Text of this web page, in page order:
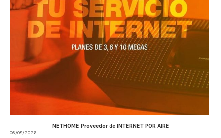
NETHOME Proveedor de INTERNET POR AIRE
06/08/2026